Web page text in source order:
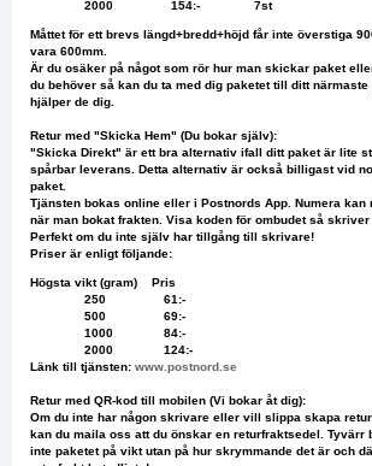
2000 154:- 7st
Måttet för ett brevs längd+bredd+höjd får inte överstiga
vara 600mm.
Är du osäker på något som rör hur man skickar paket
du behöver så kan du ta med dig paketet till ditt närmaste
hjälper de dig.
Retur med "Skicka Hem" (Du bokar själv):
"Skicka Direkt" är ett bra alternativ ifall ditt paket är lite
spårbar leverans. Detta alternativ är också billigast vid
paket.
Tjänsten bokas online eller i Postnords App. Numera kan
när man bokat frakten. Visa koden för ombudet så skriver
Perfekt om du inte själv har tillgång till skrivare!
Priser är enligt följande:
Högsta vikt (gram) Pris
250 61:-
500 69:-
1000 84:-
2000 124:-
Länk till tjänsten: www.postnord.se
Retur med QR-kod till mobilen (Vi bokar åt dig):
Om du inte har någon skrivare eller vill slippa skapa
kan du maila oss att du önskar en returfraktsedel. Tyvärr
inte paketet på vikt utan på hur skrymmande det är och